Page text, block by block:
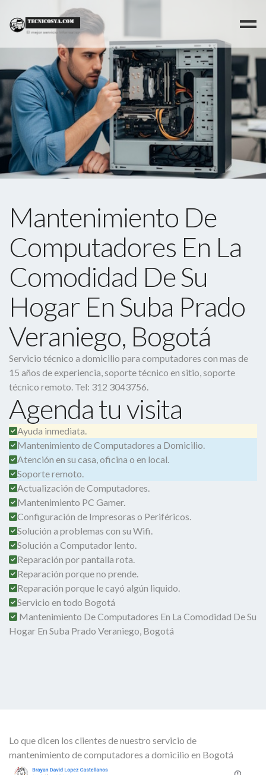
Mantenimiento De
Computadores En La
Comodidad De Su
Hogar En Suba Prado
Veraniego, Bogotá
Servicio técnico a domicilio para computadores con mas de
15 años de experiencia, soporte técnico en sitio, soporte
técnico remoto. Tel: 312 3043756.
Agenda tu visita
Ayuda inmediata.
Mantenimiento de Computadores a Domicilio.
Atención en su casa, oficina o en local.
Soporte remoto.
Actualización de Computadores.
Mantenimiento PC Gamer.
Configuración de Impresoras o Periféricos.
Solución a problemas con su Wifi.
Solución a Computador lento.
Reparación por pantalla rota.
Reparación porque no prende.
Reparación porque le cayó algún liquido.
Servicio en todo Bogotá
Mantenimiento De Computadores En La Comodidad De Su
Hogar En Suba Prado Veraniego, Bogotá
Lo que dicen los clientes de nuestro servicio de
mantenimiento de computadores a domicilio en Bogotá